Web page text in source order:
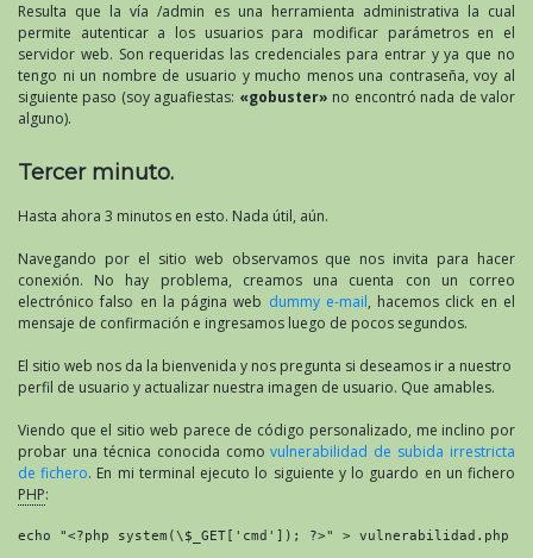
Resulta que la vía /admin es una herramienta administrativa la cual
permite autenticar a los usuarios para modificar parámetros en el
servidor web. Son requeridas las credenciales para entrar y ya que no
tengo ni un nombre de usuario y mucho menos una contraseña, voy al
siguiente paso (soy aguafiestas: «gobuster» no encontró nada de valor
alguno).
Tercer minuto.
Hasta ahora 3 minutos en esto. Nada útil, aún.
Navegando por el sitio web observamos que nos invita para hacer
conexión. No hay problema, creamos una cuenta con un correo
electrónico falso en la página web dummy e-mail, hacemos click en el
mensaje de confirmación e ingresamos luego de pocos segundos.
El sitio web nos da la bienvenida y nos pregunta si deseamos ir a nuestro
perfil de usuario y actualizar nuestra imagen de usuario. Que amables.
Viendo que el sitio web parece de código personalizado, me inclino por
probar una técnica conocida comovulnerabilidad de subida irrestricta
de fichero. En mi terminal ejecuto lo siguiente y lo guardo en un fichero
PHP:
echo "<?php system(\$_GET['cmd']); ?>" > vulnerabilidad.php